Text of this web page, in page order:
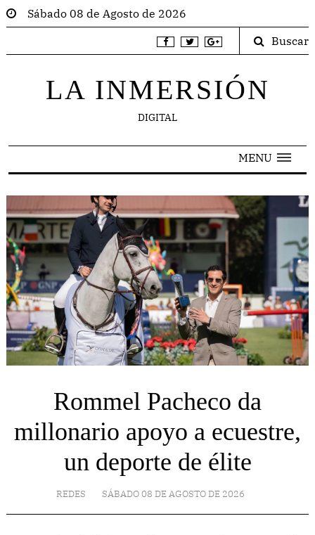
Sábado 08 de Agosto de 2026
Buscar
LA INMERSIÓN
DIGITAL
MENU
Rommel Pacheco da
millonario apoyo a ecuestre,
un deporte de élite
REDES SÁBADO 08 DE AGOSTO DE 2026